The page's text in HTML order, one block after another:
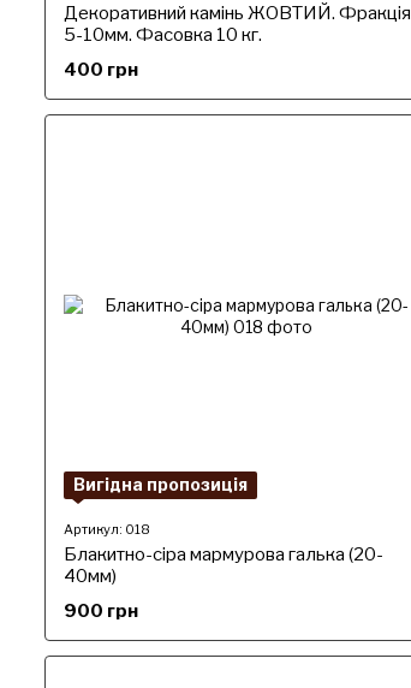
Декоративний камінь ЖОВТИЙ. Фракція
5-10мм. Фасовка 10 кг.
400 грн
Вигідна пропозиція
Артикул: 018
Блакитно-сіра мармурова галька (20-
40мм)
900 грн